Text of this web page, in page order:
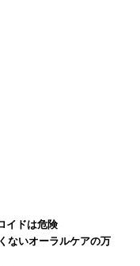
イドは危険
ないオーラルケアの万